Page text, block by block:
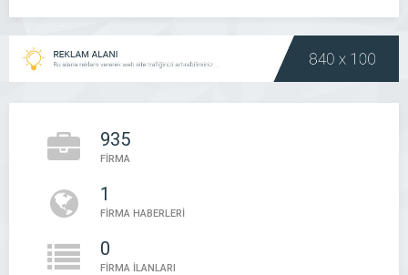
935
FİRMA
1
FİRMA HABERLERİ
0
FİRMA İLANLARI